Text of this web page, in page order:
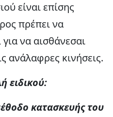
είναι επίσης
πρέπει να
να αισθάνεσαι
ανάλαφρες κινήσεις.
ειδικού:
κατασκευής του